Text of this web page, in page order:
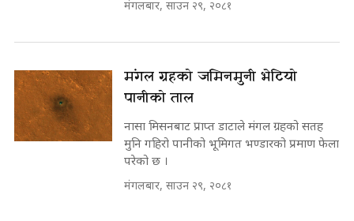
मंगलबार, साउन २९, २०८१
मंगल ग्रहको जमिनमुनी भेटियो
पानीको ताल
नासा मिसनबाट प्राप्त डाटाले मंगल ग्रहको सतह
मुनि गहिरो पानीको भूमिगत भण्डारको प्रमाण फेला
परेको छ ।
मंगलबार, साउन २९, २०८१